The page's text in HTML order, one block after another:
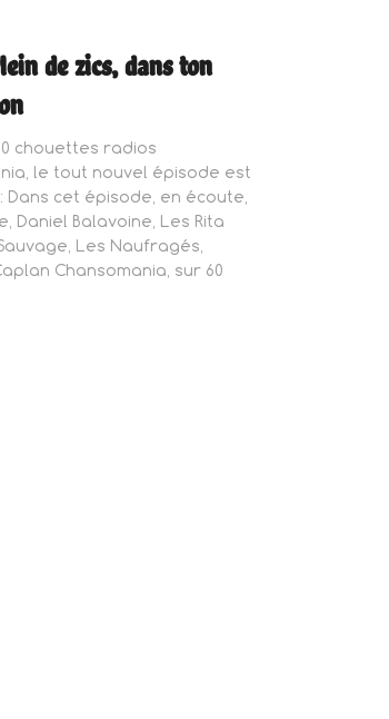
de zics, dans ton
chouettes radios
le tout nouvel épisode est
cet épisode, en écoute,
Daniel Balavoine, Les Rita
Les Naufragés,
Chansomania, sur 60